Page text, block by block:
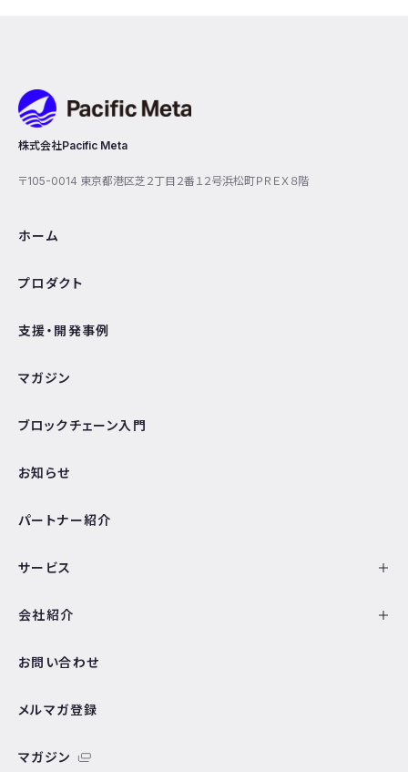
株式会社Pacific Meta
〒105-0014 東京都港区芝２丁目２番１２号浜松町ＰＲＥＸ８階
ホーム
プロダクト
支援・開発事例
マガジン
ブロックチェーン入門
お知らせ
パートナー紹介
サービス
会社紹介
お問い合わせ
メルマガ登録
マガジン